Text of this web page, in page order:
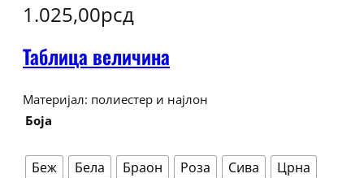
1.025,00рсд
Таблица величина
Материјал: полиестер и најлон
Боја
Беж Бела Браон Роза Сива Црна